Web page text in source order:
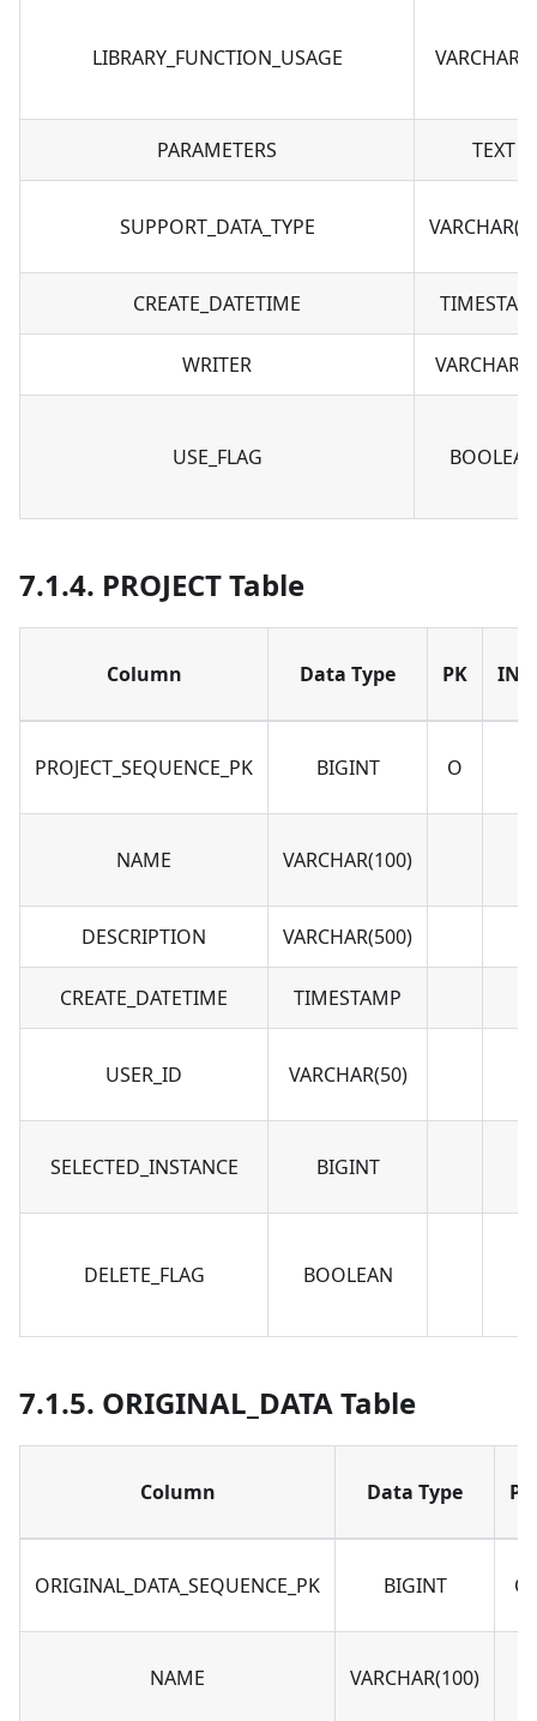
LIBRARY_FUNCTION_USAGE
PARAMETERS TEXT
SUPPORT_DATA_TYPE
CREATE_DATETIME
WRITER
USE_FLAG
7.1.4. PROJECT Table
Column Data Type PK
PROJECT_SEQUENCE_PK BIGINT O
NAME VARCHAR(100)
DESCRIPTION VARCHAR(500)
CREATE_DATETIME TIMESTAMP
USER_ID VARCHAR(50)
SELECTED_INSTANCE BIGINT
DELETE_FLAG BOOLEAN
7.1.5. ORIGINAL_DATA Table
Column Data Type PK
ORIGINAL_DATA_SEQUENCE_PK BIGINT O
NAME VARCHAR(100)